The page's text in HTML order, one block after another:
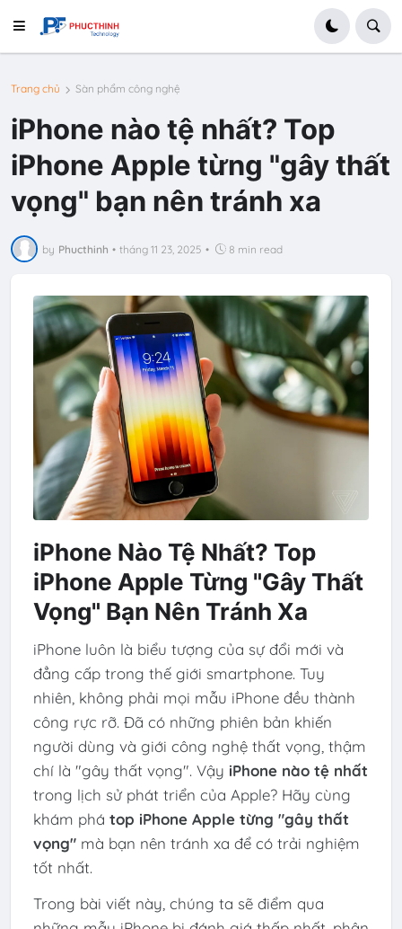
Trang chủ Sàn phẩm công nghệ
iPhone nào tệ nhất? Top
iPhone Apple từng "gây thất
vọng" bạn nên tránh xa
by Phucthinh • tháng 11 23, 2025 • 8 min read
iPhone Nào Tệ Nhất? Top
iPhone Apple Từng "Gây Thất
Vọng" Bạn Nên Tránh Xa
iPhone luôn là biểu tượng của sự đổi mới và
đẳng cấp trong thế giới smartphone. Tuy
nhiên, không phải mọi mẫu iPhone đều thành
công rực rỡ. Đã có những phiên bản khiến
người dùng và giới công nghệ thất vọng, thậm
chí là "gây thất vọng". Vậy iPhone nào tệ nhất
trong lịch sử phát triển của Apple? Hãy cùng
khám phá top iPhone Apple từng "gây thất
vọng"mà bạn nên tránh xa để có trải nghiệm
tốt nhất.
Trong bài viết này, chúng ta sẽ điểm qua